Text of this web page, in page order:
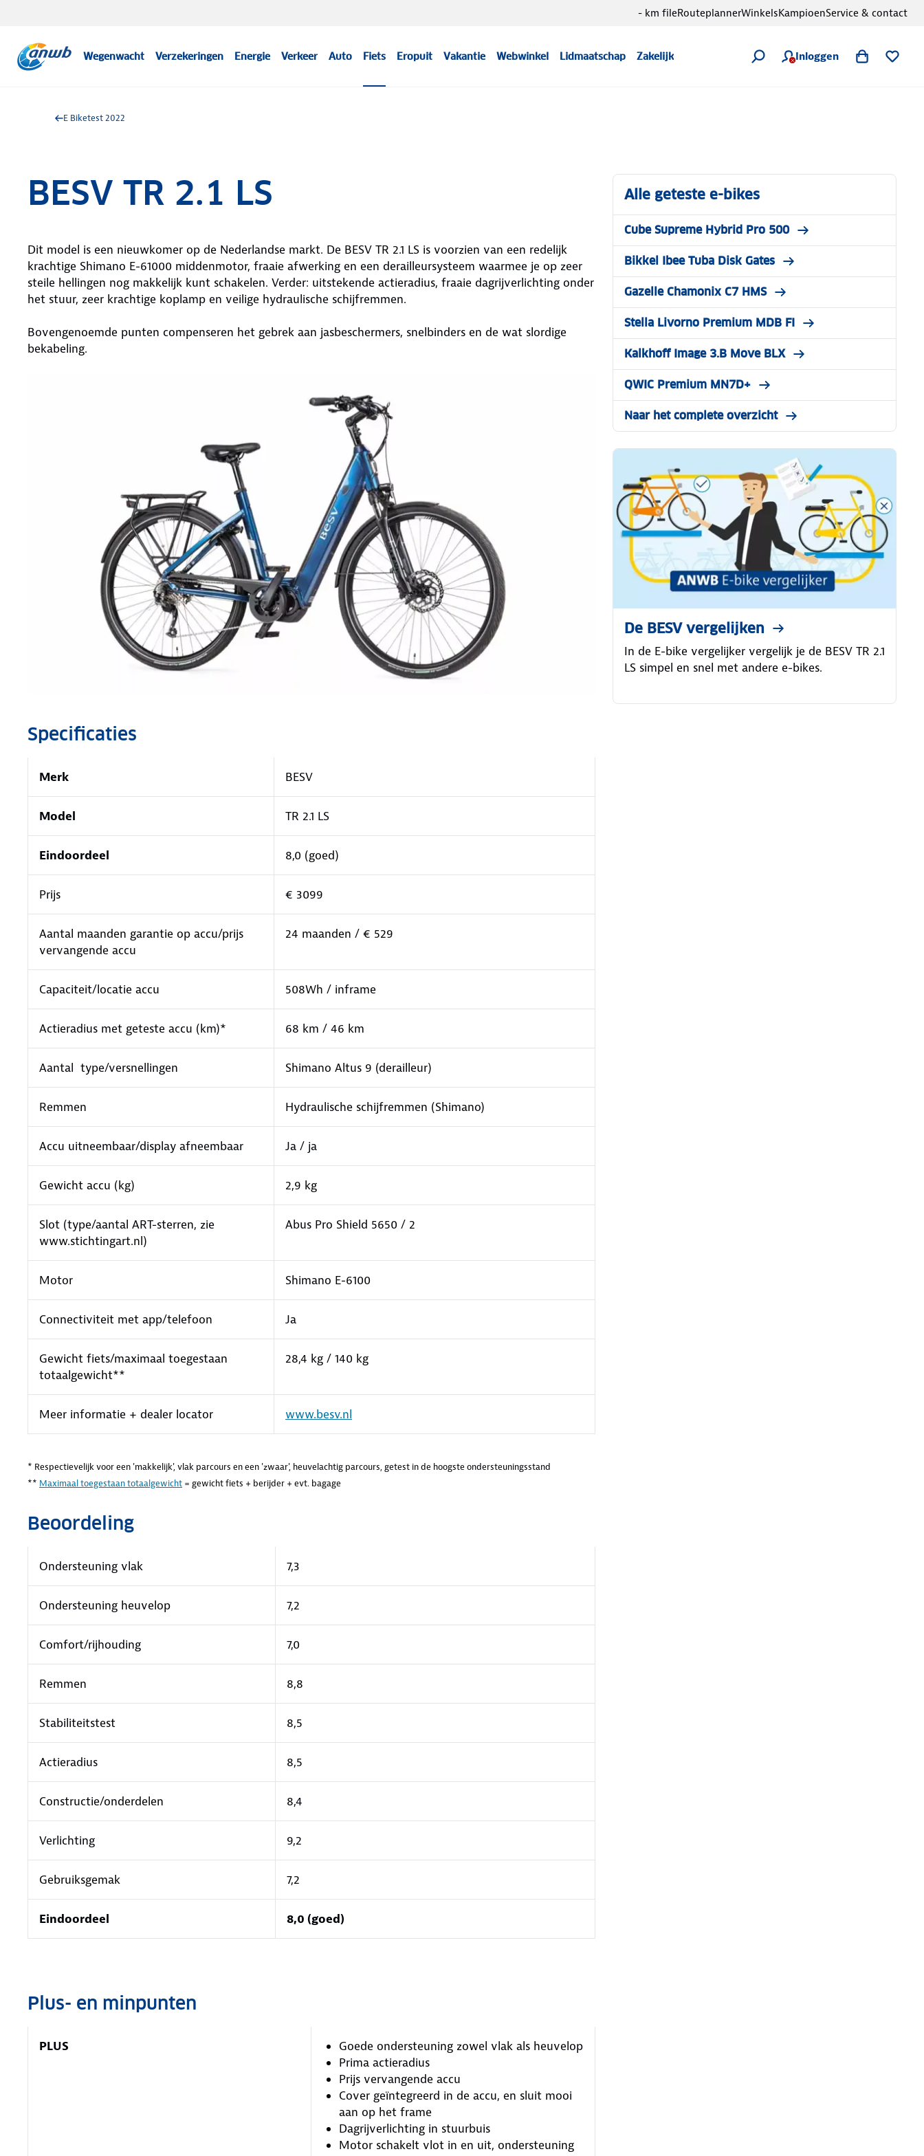
Wegenwacht Verzekeringen Energie Verkeer Auto Fiets Eropuit Vakantie Webwinkel Lidmaatschap Zakelijk Inloggen
- km fileRouteplannerWinkelsKampioenService & contact
E Biketest 2022
BESV TR 2.1 LS
Dit model is een nieuwkomer op de Nederlandse markt. De BESV TR 2.1 LS is voorzien van een redelijk
krachtige Shimano E-61000 middenmotor, fraaie afwerking en een derailleursysteem waarmee je op zeer
steile hellingen nog makkelijk kunt schakelen. Verder: uitstekende actieradius, fraaie dagrijverlichting onder
het stuur, zeer krachtige koplamp en veilige hydraulische schijfremmen.
Bovengenoemde punten compenseren het gebrek aan jasbeschermers, snelbinders en de wat slordige
bekabeling.
Specificaties
Merk BESV
Model TR 2.1 LS
Eindoordeel 8,0 (goed)
Prijs € 3099
Aantal maanden garantie op accu/prijs
vervangende accu
24 maanden / € 529
Capaciteit/locatie accu 508Wh / inframe
Actieradius met geteste accu (km)* 68 km / 46 km
Aantal type/versnellingen Shimano Altus 9 (derailleur)
Remmen Hydraulische schijfremmen (Shimano)
Accu uitneembaar/display afneembaar Ja / ja
Gewicht accu (kg) 2,9 kg
Slot (type/aantal ART-sterren, zie
www.stichtingart.nl)
Abus Pro Shield 5650 / 2
Motor Shimano E-6100
Connectiviteit met app/telefoon Ja
Gewicht fiets/maximaal toegestaan
totaalgewicht**
28,4 kg / 140 kg
Meer informatie + dealer locator www.besv.nl
* Respectievelijk voor een 'makkelijk', vlak parcours en een 'zwaar', heuvelachtig parcours, getest in de hoogste ondersteuningsstand
** Maximaal toegestaan totaalgewicht = gewicht fiets + berijder + evt. bagage
Beoordeling
Ondersteuning vlak 7,3
Ondersteuning heuvelop 7,2
Comfort/rijhouding 7,0
Remmen 8,8
Stabiliteitstest 8,5
Actieradius 8,5
Constructie/onderdelen 8,4
Verlichting 9,2
Gebruiksgemak 7,2
Eindoordeel 8,0 (goed)
Plus- en minpunten
PLUS
Goede ondersteuning zowel vlak als heuvelop
Prima actieradius
Prijs vervangende accu
Cover geïntegreerd in de accu, en sluit mooi
aan op het frame
Dagrijverlichting in stuurbuis
Motor schakelt vlot in en uit, ondersteuning
Alle geteste e-bikes
Cube Supreme Hybrid Pro 500
Bikkel Ibee Tuba Disk Gates
Gazelle Chamonix C7 HMS
Stella Livorno Premium MDB FI
Kalkhoff Image 3.B Move BLX
QWIC Premium MN7D+
Naar het complete overzicht
De BESV vergelijken
In de E-bike vergelijker vergelijk je de BESV TR 2.1
LS simpel en snel met andere e-bikes.